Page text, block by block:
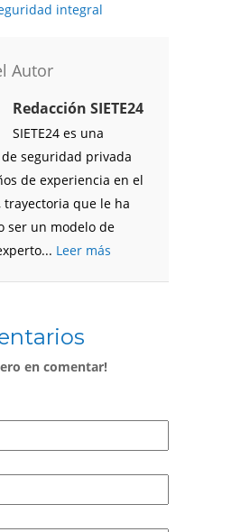
integral
Autor
Redacción SIETE24
SIETE24 es una
seguridad privada
de experiencia en el
trayectoria que le ha
ser un modelo de
Leer más
en comentar!